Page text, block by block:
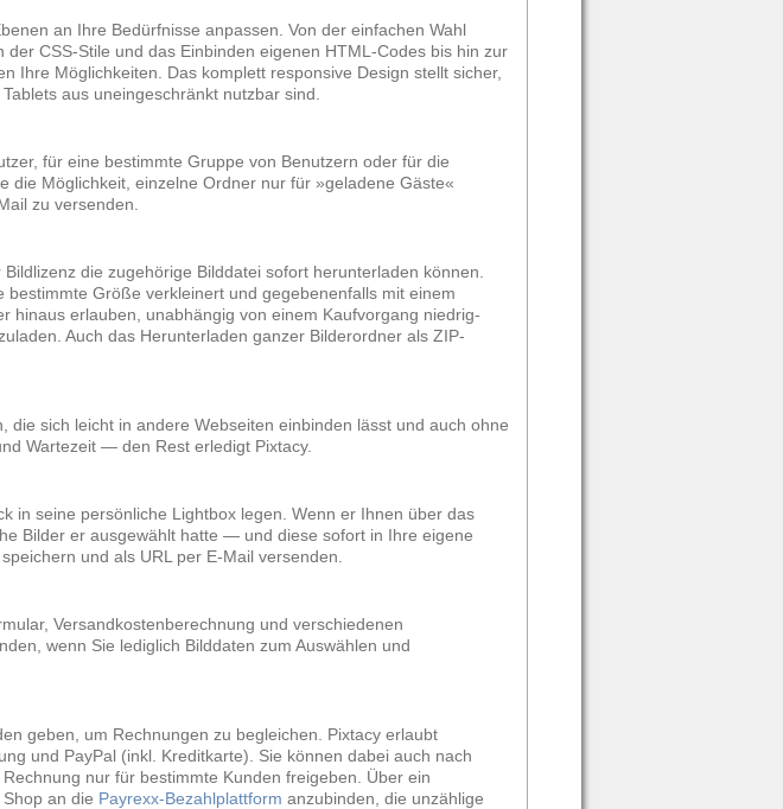
an Ihre Bedürfnisse anpassen. Von der einfachen Wahl
CSS-Stile und das Einbinden eigenen HTML-Codes bis hin zur
Ihre Möglichkeiten. Das komplett responsive Design stellt sicher,
aus uneingeschränkt nutzbar sind.
für eine bestimmte Gruppe von Benutzern oder für die
die Möglichkeit, einzelne Ordner nur für »geladene Gäste«
zu versenden.
die zugehörige Bilddatei sofort herunterladen können.
Größe verkleinert und gegebenenfalls mit einem
hinaus erlauben, unabhängig von einem Kaufvorgang niedrig-
Auch das Herunterladen ganzer Bilderordner als ZIP-
sich leicht in andere Webseiten einbinden lässt und auch ohne
Wartezeit — den Rest erledigt Pixtacy.
in seine persönliche Lightbox legen. Wenn er Ihnen über das
Bilder er ausgewählt hatte — und diese sofort in Ihre eigene
und als URL per E-Mail versenden.
Versandkostenberechnung und verschiedenen
wenn Sie lediglich Bilddaten zum Auswählen und
geben, um Rechnungen zu begleichen. Pixtacy erlaubt
und PayPal (inkl. Kreditkarte). Sie können dabei auch nach
nur für bestimmte Kunden freigeben. Über ein
an die Payrexx-Bezahlplattform anzubinden, die unzählige